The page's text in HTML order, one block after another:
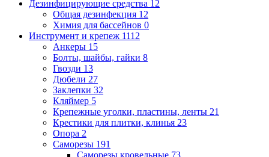
Дезинфицирующие средства 12
Общая дезинфекция 12
Химия для бассейнов 0
Инструмент и крепеж 1112
Анкеры 15
Болты, шайбы, гайки 8
Гвозди 13
Дюбели 27
Заклепки 32
Кляймер 5
Крепежные уголки, пластины, ленты 21
Крестики для плитки, клинья 23
Опора 2
Саморезы 191